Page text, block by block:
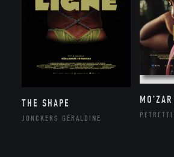
THE SHAPE
JONCKERS GÉRALDINE